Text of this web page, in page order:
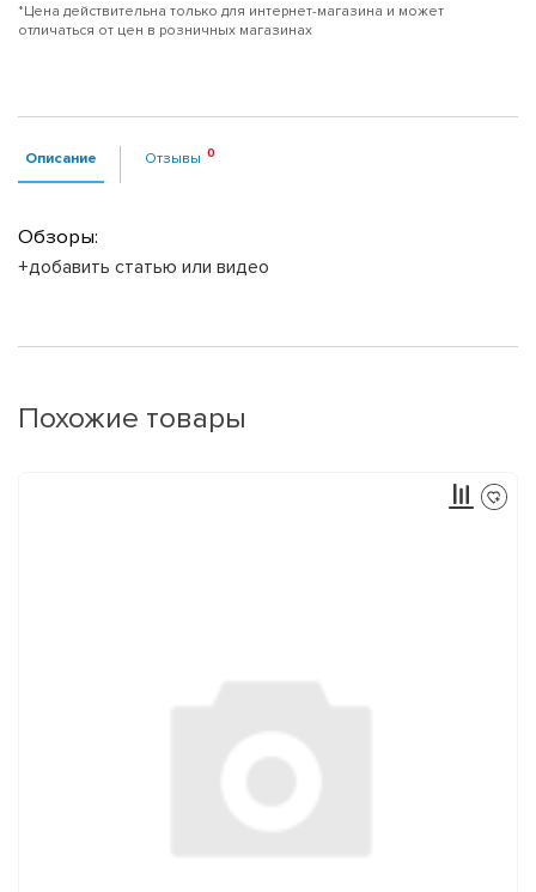
*Цена действительна только для интернет-магазина и может
отличаться от цен в розничных магазинах
Описание Отзывы
Обзоры:
+добавить статью или видео
Похожие товары